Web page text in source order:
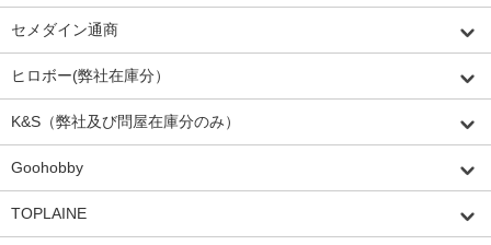
セメダイン通商
ヒロボー(弊社在庫分）
K&S（弊社及び問屋在庫分のみ）
Goohobby
TOPLAINE